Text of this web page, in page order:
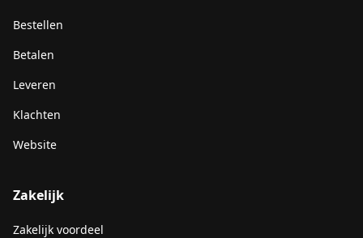
Bestellen
Betalen
Leveren
Klachten
Website
Zakelijk
Zakelijk voordeel